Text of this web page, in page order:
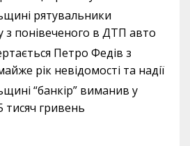
рятувальники
з понівеченого в ДТП авто
Петро Федів з
рік невідомості та надії
“банкір” виманив у
тисяч гривень